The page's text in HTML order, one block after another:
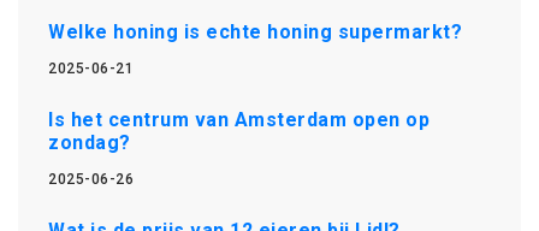
Welke honing is echte honing supermarkt?
2025-06-21
Is het centrum van Amsterdam open op
zondag?
2025-06-26